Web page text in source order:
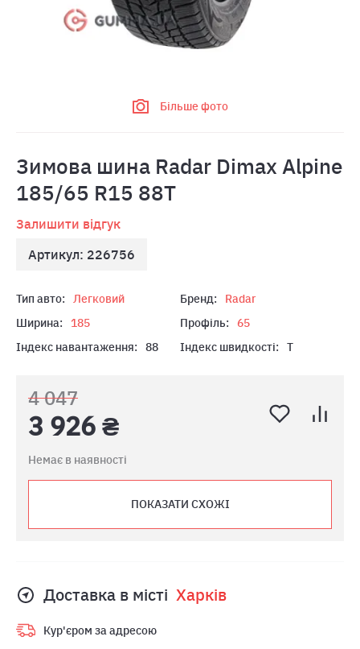
Більше фото
Зимова шина Radar Dimax Alpine
185/65 R15 88T
Залишити відгук
Артикул: 226756
Тип авто: Легковий Бренд:
Radar
Ширина:
185 Профіль:
65
Індекс навантаження:
88 Індекс швидкості: T
4 047
3 926 ₴
Немає в наявності
ПОКАЗАТИ СХОЖІ
Доставка в місті Харкiв
Кур'єром за адресою